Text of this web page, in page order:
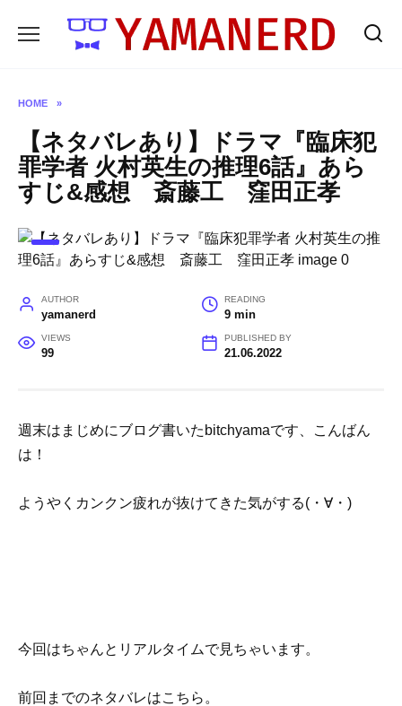
HOME »
【ネタバレあり】ドラマ『臨床犯
罪学者 火村英生の推理6話』あら
すじ&感想 斎藤工 窪田正孝
AUTHOR
yamanerd
READING
9 min
VIEWS
99
PUBLISHED BY
21.06.2022
週末はまじめにブログ書いたbitchyamaです、こんばん
は！
ようやくカンクン疲れが抜けてきた気がする(・∀・)
今回はちゃんとリアルタイムで見ちゃいます。
前回までのネタバレはこちら。